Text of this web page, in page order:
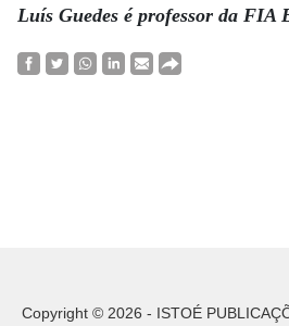
Luís Guedes é professor da FIA
Copyright © 2026 - ISTOÉ